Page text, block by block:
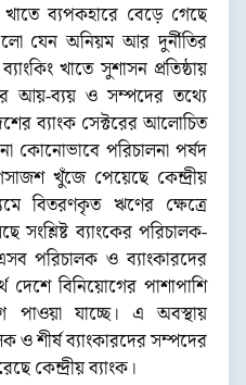
খাতে ব্যপকহারে বেড়ে গেছে
যেন অনিয়ম আর দুর্নীতির
খাতে সুশাসন প্রতিষ্ঠায়
আয়-ব্যয় ও সম্পদের তথ্যে
ব্যাংক সেক্টরের আলোচিত
কোনোভাবে পরিচালনা পর্ষদ
খুঁজে পেয়েছে কেন্দ্রীয়
বিতরণকৃত ঋণের ক্ষেত্রে
ব্যাংকের পরিচালক-
পরিচালক ও ব্যাংকারদের
দেশে বিনিয়োগের পাশাপাশি
পাওয়া যাচ্ছে। এ অবস্থায়
ও শীর্ষ ব্যাংকারদের সম্পদের
কেন্দ্রীয় ব্যাংক।